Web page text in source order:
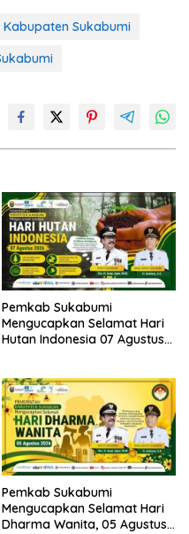
Sukabumi
Pemkab Sukabumi
Mengucapkan Selamat Hari
Hutan Indonesia 07 Agustus
Pemkab Sukabumi
Mengucapkan Selamat Hari
Dharma Wanita, 05 Agustus